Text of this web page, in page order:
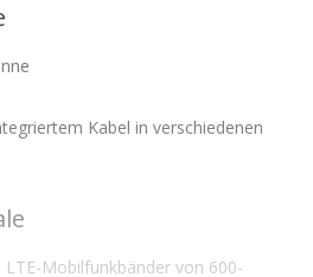
Kabel in verschiedenen
LTE-Mobilfunkbänder von 600-